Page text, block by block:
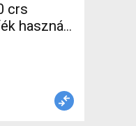
crs
használt